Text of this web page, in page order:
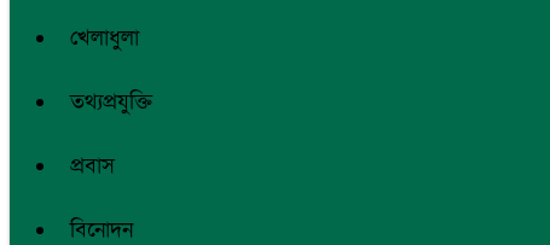
খেলাধুলা
তথ্যপ্রযুক্তি
প্রবাস
বিনোদন